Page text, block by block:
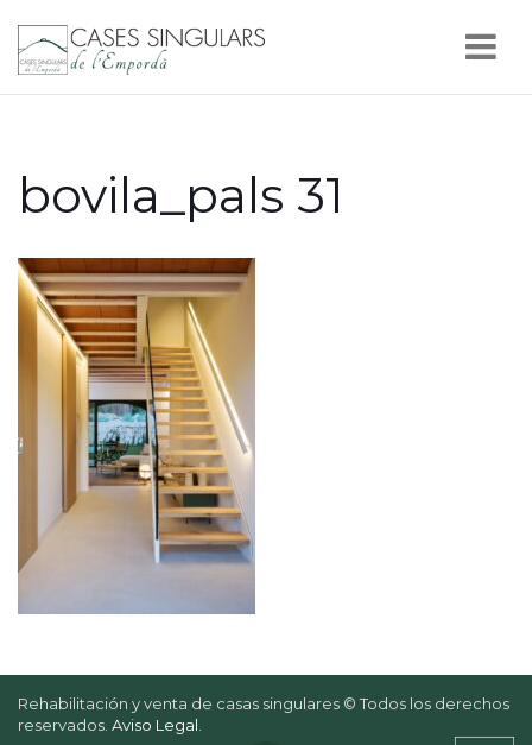
bovila_pals 31
Rehabilitación y venta de casas singulares © Todos los derechos
reservados. Aviso Legal